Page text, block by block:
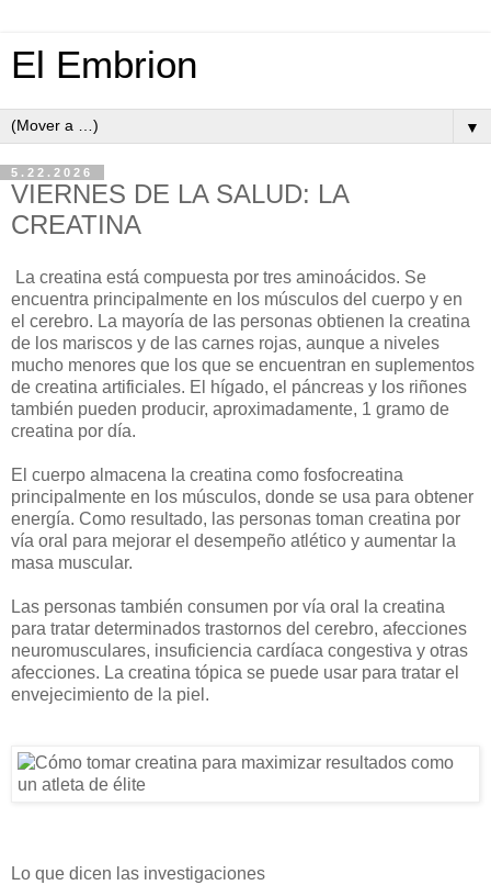
El Embrion
▼
5.22.2026
VIERNES DE LA SALUD: LA
CREATINA
La creatina está compuesta por tres aminoácidos. Se
encuentra principalmente en los músculos del cuerpo y en
el cerebro. La mayoría de las personas obtienen la creatina
de los mariscos y de las carnes rojas, aunque a niveles
mucho menores que los que se encuentran en suplementos
de creatina artificiales. El hígado, el páncreas y los riñones
también pueden producir, aproximadamente, 1 gramo de
creatina por día.
El cuerpo almacena la creatina como fosfocreatina
principalmente en los músculos, donde se usa para obtener
energía. Como resultado, las personas toman creatina por
vía oral para mejorar el desempeño atlético y aumentar la
masa muscular.
Las personas también consumen por vía oral la creatina
para tratar determinados trastornos del cerebro, afecciones
neuromusculares, insuficiencia cardíaca congestiva y otras
afecciones. La creatina tópica se puede usar para tratar el
envejecimiento de la piel.
Lo que dicen las investigaciones